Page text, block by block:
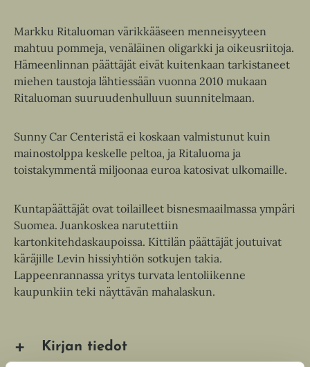
Markku Ritaluoman värikkääseen menneisyyteen
mahtuu pommeja, venäläinen oligarkki ja oikeusriitoja.
Hämeenlinnan päättäjät eivät kuitenkaan tarkistaneet
miehen taustoja lähtiessään vuonna 2010 mukaan
Ritaluoman suuruudenhulluun suunnitelmaan.
Sunny Car Centeristä ei koskaan valmistunut kuin
mainostolppa keskelle peltoa, ja Ritaluoma ja
toistakymmentä miljoonaa euroa katosivat ulkomaille.
Kuntapäättäjät ovat toilailleet bisnesmaailmassa ympäri
Suomea. Juankoskea narutettiin
kartonkitehdaskaupoissa. Kittilän päättäjät joutuivat
käräjille Levin hissiyhtiön sotkujen takia.
Lappeenrannassa yritys turvata lentoliikenne
kaupunkiin teki näyttävän mahalaskun.
Kirjan tiedot